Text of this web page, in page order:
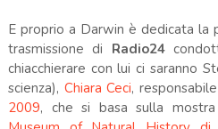
E proprio a Darwin è dedicata la
trasmissione di Radio24
chiacchierare con lui ci saranno
scienza), Chiara Ceci,
2009, che si basa sulla